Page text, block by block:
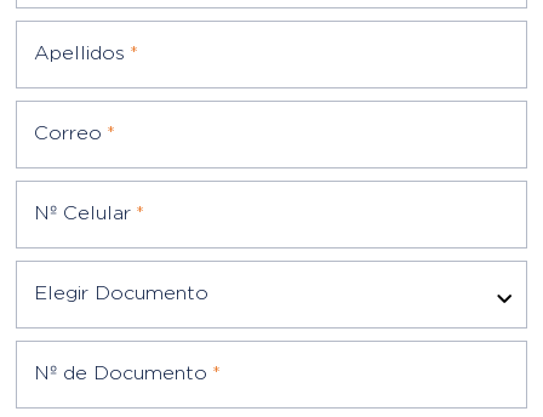
Apellidos *
Correo *
Nº Celular *
Elegir Documento
Nº de Documento *